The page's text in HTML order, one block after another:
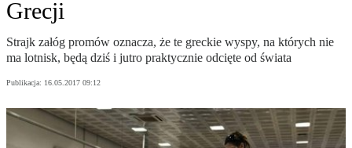
Grecji
Strajk załóg promów oznacza, że te greckie wyspy, na których nie
ma lotnisk, będą dziś i jutro praktycznie odcięte od świata
Publikacja: 16.05.2017 09:12